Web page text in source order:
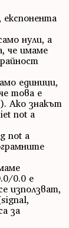
експонента
нули, а
че имаме
единици,
това е
Ако знакът
not a
not a
0.0 е
използват,
за